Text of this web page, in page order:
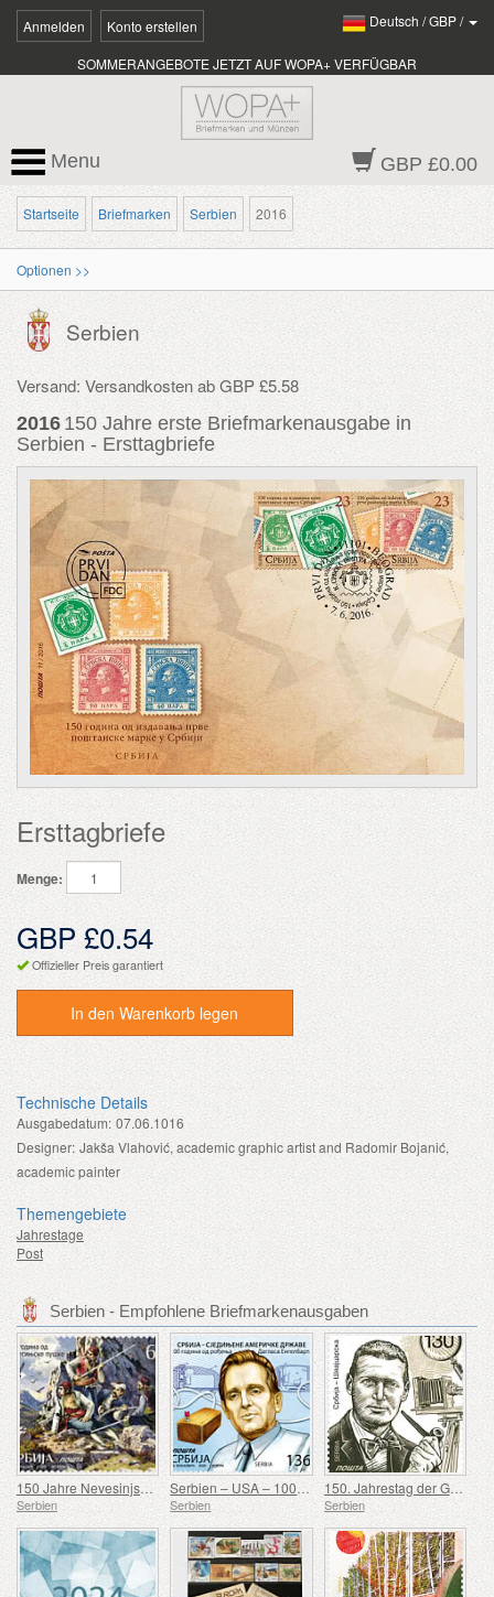
Anmelden Konto erstellen Deutsch /GBP/
SOMMERANGEBOTE JETZT AUF WOPA+ VERFÜGBAR
GBP £0.00
Menu
Startseite Briefmarken Serbien 2016
Optionen >>
Serbien
Versand: Versandkosten ab GBP £5.58
2016 150 Jahre erste Briefmarkenausgabe in
Serbien - Ersttagbriefe
Ersttagbriefe
Menge:
GBP £0.54
Offizieller Preis garantiert
In den Warenkorb legen
Technische Details
Ausgabedatum: 07.06.1016
Designer: Jakša Vlahović, academic graphic artist and Radomir Bojanić,
academic painter
Themengebiete
Jahrestage
Post
Serbien - Empfohlene Briefmarkenausgaben
150 Jahre Nevesinjska puška
Serbien
Serbien – USA – 100. Geburtstag von Douglas Engelbart
Serbien
150. Jahrestag der Geburt von Rodolphe Archibald Reiss
Serbien